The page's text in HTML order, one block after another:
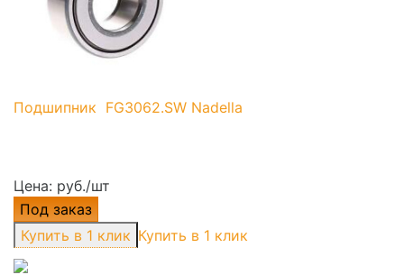
Подшипник FG3062.SW Nadella
Цена: руб./шт
Под заказ
Купить в 1 клик